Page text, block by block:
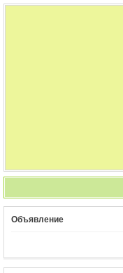
Объявление